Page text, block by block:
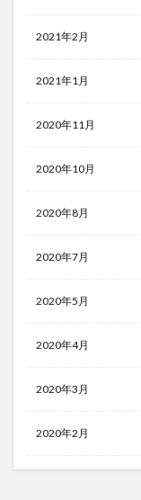
2021年2月
2021年1月
2020年11月
2020年10月
2020年8月
2020年7月
2020年5月
2020年4月
2020年3月
2020年2月